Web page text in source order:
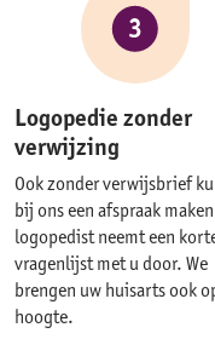
3
Logopedie zonder
verwijzing
Ook zonder verwijsbrief
bij ons een afspraak
logopedist neemt een
vragenlijst met u door. We
brengen uw huisarts ook
hoogte.